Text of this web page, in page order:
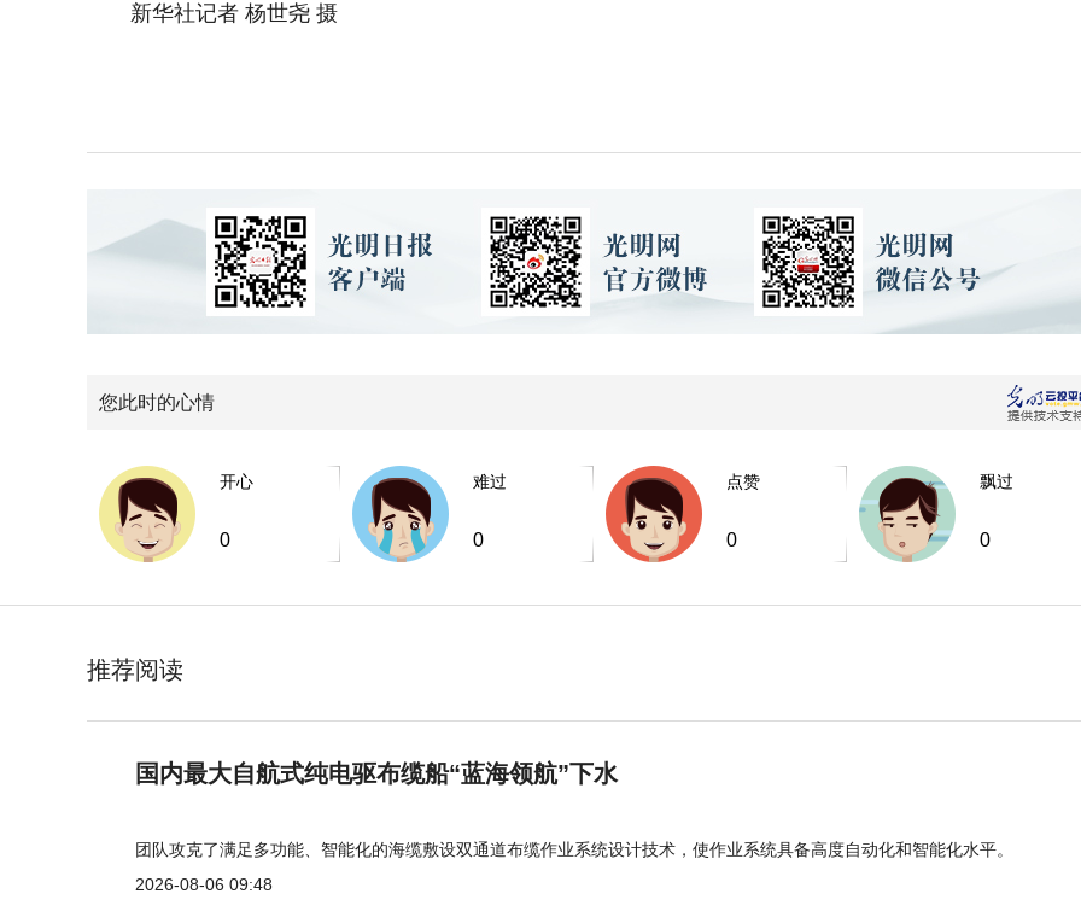
新华社记者 杨世尧 摄
您此时的心情
开心
0
难过
0
点赞
0
飘过
0
推荐阅读
国内最大自航式纯电驱布缆船“蓝海领航”下水
团队攻克了满足多功能、智能化的海缆敷设双通道布缆作业系统设计技术，使作业系统具备高度自动化和智能化水平。
2026-08-06 09:48